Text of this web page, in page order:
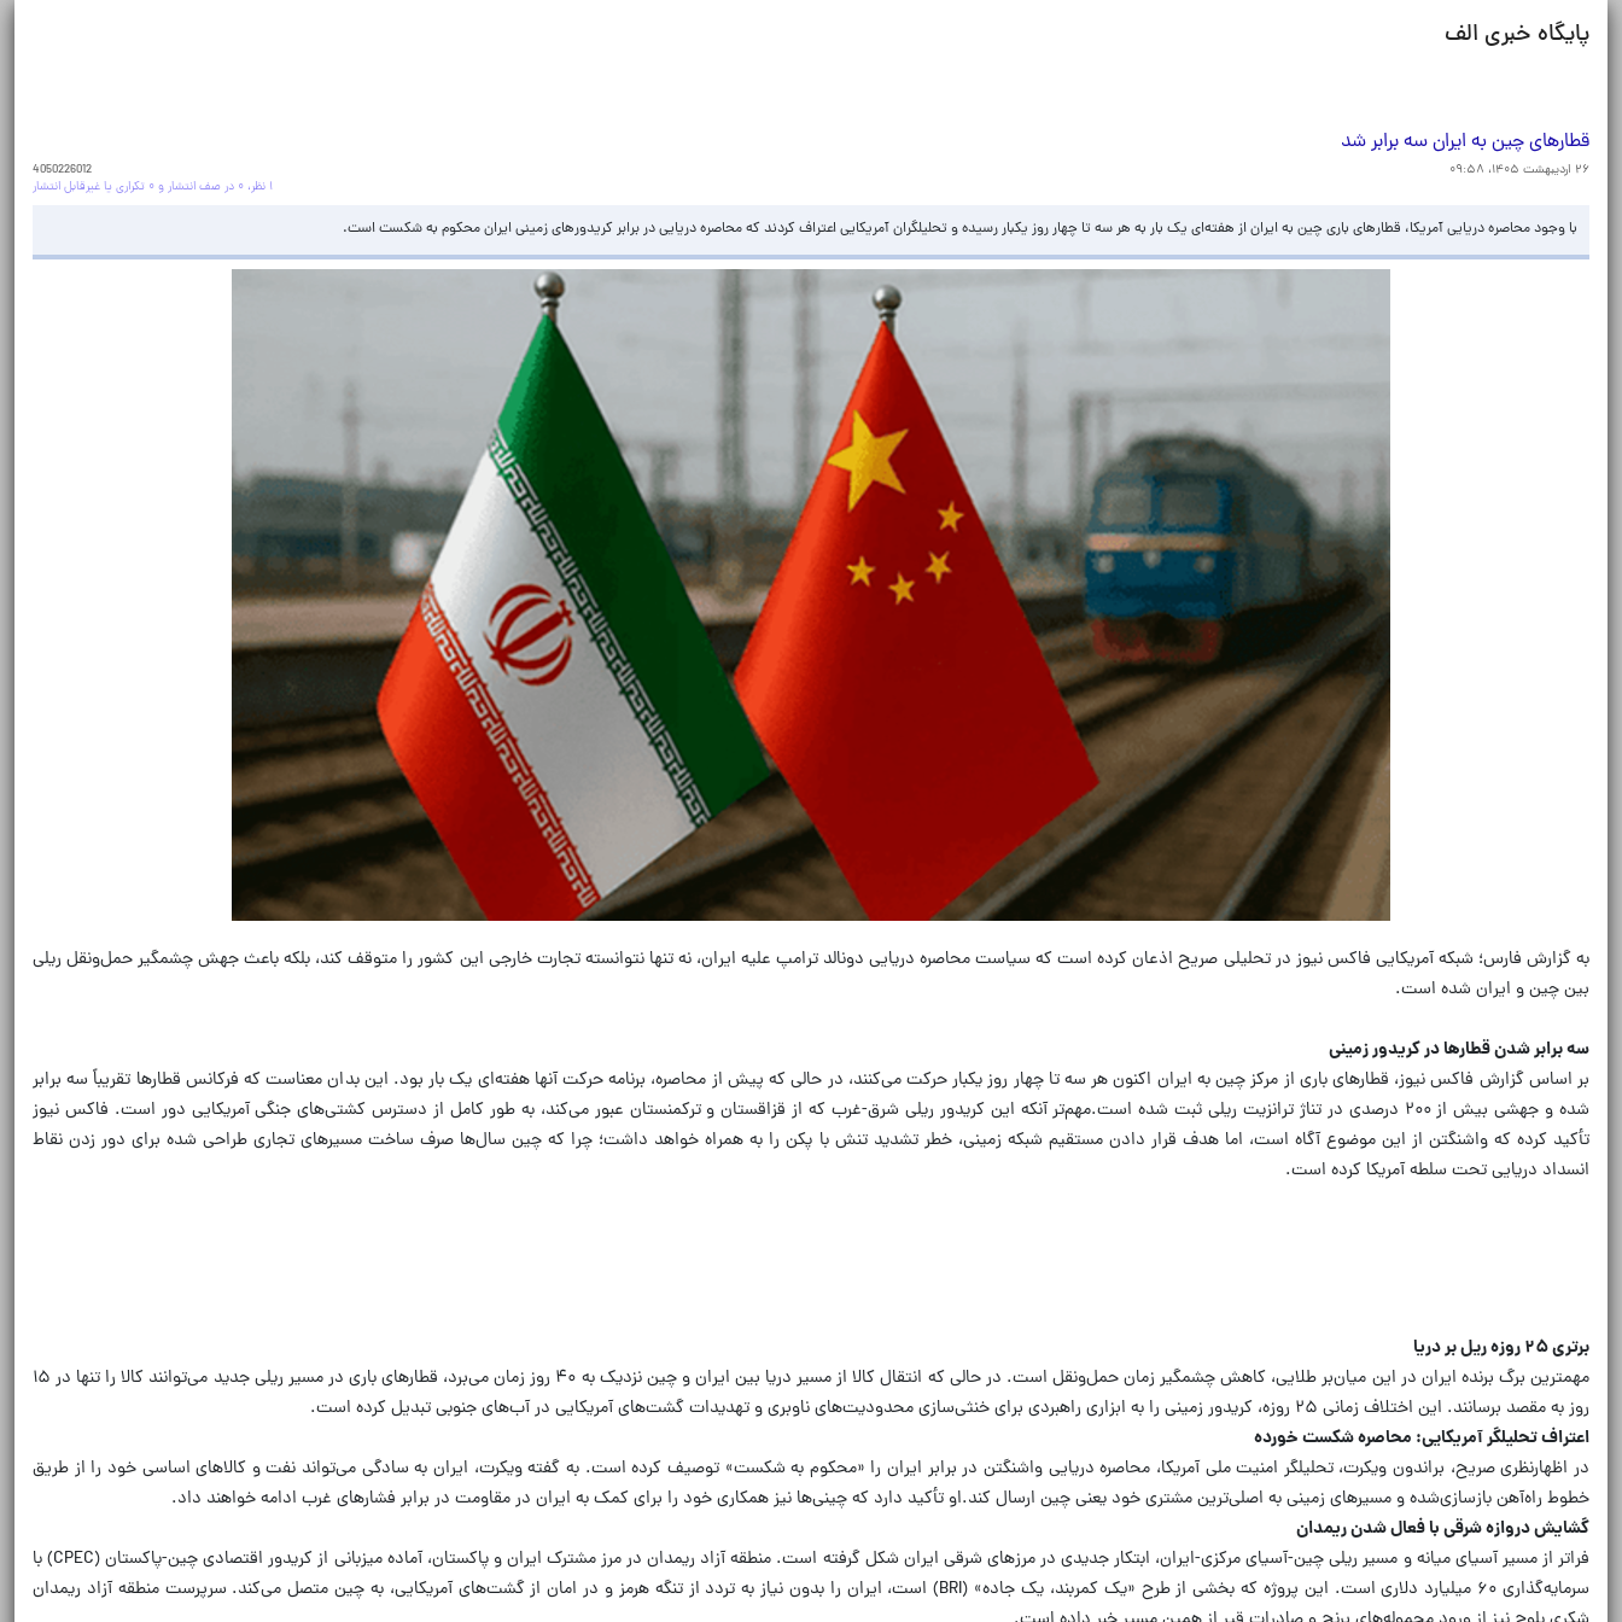
پایگاه خبری الف
قطارهای چین به ایران سه برابر شد
۲۶ اردیبهشت ۱۴۰۵، ۰۹:۵۸
4050226012
۱ نظر، ۰ در صف انتشار و ۰ تکراری یا غیرقابل انتشار
با وجود محاصره دریایی آمریکا، قطارهای باری چین به ایران از هفته‌ای یک بار به هر سه تا چهار روز یکبار رسیده‌ و تحلیلگران آمریکایی اعتراف کردند که محاصره دریایی در برابر کریدورهای زمینی ایران محکوم به شکست است.
به گزارش فارس؛ شبکه آمریکایی فاکس نیوز در تحلیلی صریح اذعان کرده است که سیاست محاصره دریایی دونالد ترامپ علیه ایران، نه تنها نتوانسته تجارت خارجی این کشور را متوقف کند، بلکه باعث جهش چشمگیر حمل‌ونقل ریلی
بین چین و ایران شده است.
سه برابر شدن قطارها در کریدور زمینی
بر اساس گزارش فاکس نیوز، قطارهای باری از مرکز چین به ایران اکنون هر سه تا چهار روز یکبار حرکت می‌کنند، در حالی که پیش از محاصره، برنامه حرکت آنها هفته‌ای یک بار بود. این بدان معناست که فرکانس قطارها تقریباً سه برابر
شده و جهشی بیش از ۲۰۰ درصدی در تناژ ترانزیت ریلی ثبت شده است.
مهم‌تر آنکه این کریدور ریلی شرق-غرب که از قزاقستان و ترکمنستان عبور می‌کند، به طور کامل از دسترس کشتی‌های جنگی آمریکایی دور است. فاکس نیوز
تأکید کرده که واشنگتن از این موضوع آگاه است، اما هدف قرار دادن مستقیم شبکه زمینی، خطر تشدید تنش با پکن را به همراه خواهد داشت؛ چرا که چین سال‌ها صرف ساخت مسیرهای تجاری طراحی شده برای دور زدن نقاط
انسداد دریایی تحت سلطه آمریکا کرده است.
برتری ۲۵ روزه ریل بر دریا
مهمترین برگ برنده ایران در این میان‌بر طلایی، کاهش چشمگیر زمان حمل‌ونقل است. در حالی که انتقال کالا از مسیر دریا بین ایران و چین نزدیک به ۴۰ روز زمان می‌برد، قطارهای باری در مسیر ریلی جدید می‌توانند کالا را تنها در ۱۵
روز به مقصد برسانند. این اختلاف زمانی ۲۵ روزه، کریدور زمینی را به ابزاری راهبردی برای خنثی‌سازی محدودیت‌های ناوبری و تهدیدات گشت‌های آمریکایی در آب‌های جنوبی تبدیل کرده است.
اعتراف تحلیلگر آمریکایی: محاصره شکست خورده
در اظهارنظری صریح، براندون ویکرت، تحلیلگر امنیت ملی آمریکا، محاصره دریایی واشنگتن در برابر ایران را «محکوم به شکست» توصیف کرده است.به گفته ویکرت، ایران به سادگی می‌تواند نفت و کالاهای اساسی خود را از طریق
خطوط راه‌آهن بازسازی‌شده و مسیرهای زمینی به اصلی‌ترین مشتری خود یعنی چین ارسال کند.او تأکید دارد که چینی‌ها نیز همکاری خود را برای کمک به ایران در مقاومت در برابر فشارهای غرب ادامه خواهند داد.
گشایش دروازه شرقی با فعال شدن ریمدان
فراتر از مسیر آسیای میانه و مسیر ریلی چین-آسیای مرکزی-ایران، ابتکار جدیدی در مرزهای شرقی ایران شکل گرفته است. منطقه آزاد ریمدان در مرز مشترک ایران و پاکستان، آماده میزبانی از کریدور اقتصادی چین-پاکستان (CPEC) با
سرمایه‌گذاری ۶۰ میلیارد دلاری است.
این پروژه که بخشی از طرح «یک کمربند، یک جاده» (BRI) است، ایران را بدون نیاز به تردد از تنگه هرمز و در امان از گشت‌های آمریکایی، به چین متصل می‌کند. سرپرست منطقه آزاد ریمدان